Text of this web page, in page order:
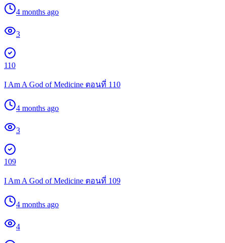
4 months ago
3
110
I Am A God of Medicine ตอนที่ 110
4 months ago
3
109
I Am A God of Medicine ตอนที่ 109
4 months ago
4